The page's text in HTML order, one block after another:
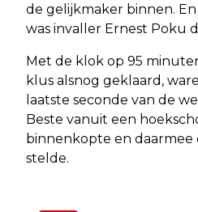
de gelijkmaker binnen.
was invaller Ernest Poku
Met de klok op 95
klus alsnog geklaard,
laatste seconde van de
Beste vanuit een
binnenkopte en daarmee
stelde.